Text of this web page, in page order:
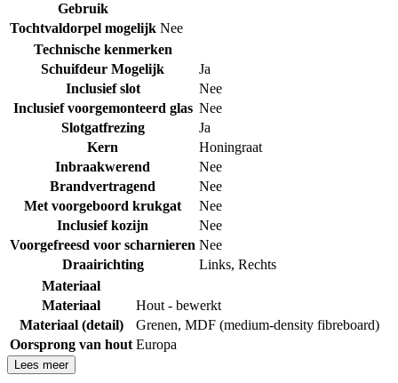
Gebruik
Tochtvaldorpel mogelijk Nee
Technische kenmerken
Schuifdeur Mogelijk
Ja
Inclusief slot
Nee
Inclusief voorgemonteerd glas Nee
Slotgatfrezing
Ja
Kern
Honingraat
Inbraakwerend
Nee
Brandvertragend
Nee
Met voorgeboord krukgat
Nee
Inclusief kozijn
Nee
Voorgefreesd voor scharnieren Nee
Draairichting
Links, Rechts
Materiaal
Materiaal
Hout - bewerkt
Materiaal (detail)
Grenen, MDF (medium-density fibreboard)
Oorsprong van hout Europa
Lees meer